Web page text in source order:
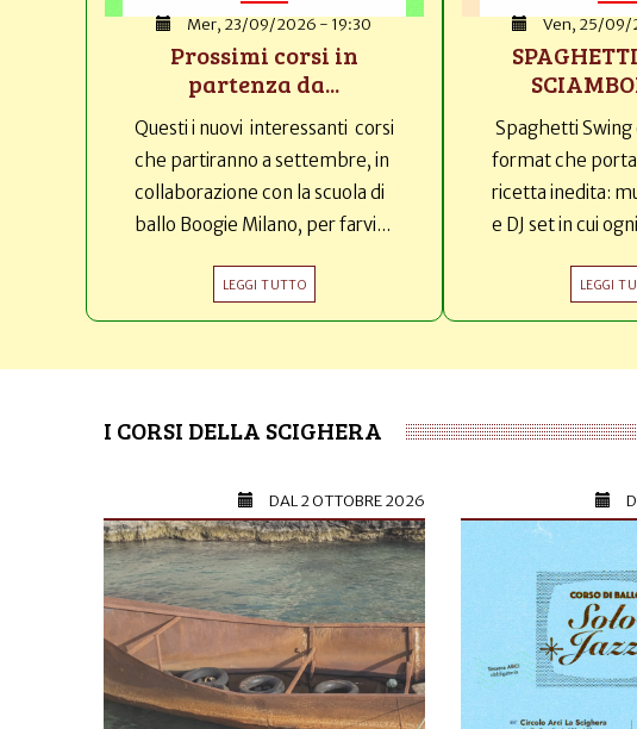
Mer, 23/09/2026 - 19:30
Prossimi corsi in
partenza da...
Questi i nuovi interessanti corsi
che partiranno a settembre, in
collaborazione con la scuola di
ballo Boogie Milano, per farvi...
LEGGI TUTTO
Ven, 25/09/
Spaghetti Swing
format che porta
ricetta inedita:
e DJ set in cui
LEGGI
I CORSI DELLA SCIGHERA
DAL2 OTTOBRE 2026